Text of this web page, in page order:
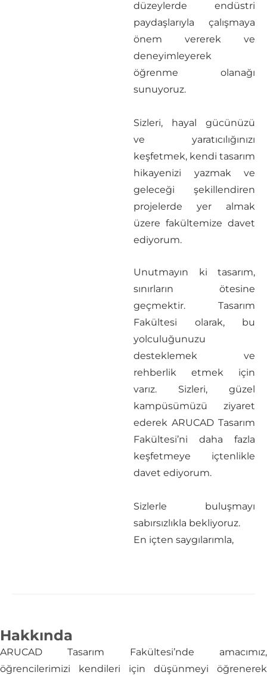
düzeylerde endüstri
paydaşlarıyla çalışmaya
önem vererek ve
deneyimleyerek
öğrenme olanağı
sunuyoruz.
Sizleri, hayal gücünüzü
ve yaratıcılığınızı
keşfetmek, kendi tasarım
hikayenizi yazmak ve
geleceği şekillendiren
projelerde yer almak
üzere fakültemize davet
ediyorum.
Unutmayın ki tasarım,
sınırların ötesine
geçmektir. Tasarım
Fakültesi olarak, bu
yolculuğunuzu
desteklemek ve
rehberlik etmek için
varız. Sizleri, güzel
kampüsümüzü ziyaret
ederek ARUCAD Tasarım
Fakültesi’ni daha fazla
keşfetmeye içtenlikle
davet ediyorum.
Sizlerle buluşmayı
sabırsızlıkla bekliyoruz.
En içten saygılarımla,
Hakkında
ARUCAD Tasarım Fakültesi’nde amacımız,
öğrencilerimizi kendileri için düşünmeyi öğrenerek